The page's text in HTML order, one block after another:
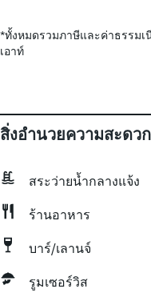
*ทั้งหมดรวมภาษีและค่าธรรม
เอาท์
สิ่งอำนวยความสะดว
สระว่ายน้ำกลางแจ้ง
ร้านอาหาร
บาร์/เลานจ์
รูมเซอร์วิส